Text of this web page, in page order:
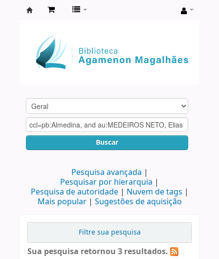
Agamenon
Magalhães
Buscar
Pesquisa avançada
Pesquisar por hierarquia
Pesquisa de autoridade
Nuvem de tags
Mais popular
Sugestões de aquisição
Filtre sua pesquisa
Sua pesquisa retornou 3 resultados.